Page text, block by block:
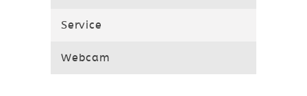
Service
Webcam